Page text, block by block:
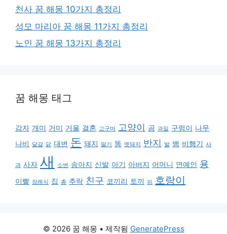
천사 꿈 해몽 10가지 총정리
성모 마리아 꿈 해몽 11가지 총정리
노인 꿈 해몽 13가지 총정리
꿈 해몽 태그
감자 개미 거미 거울 결혼 고구마 고양이 곰 과일 구렁이 나무
나비
달걀 닭 대변 돈 돼지 딸기 똥 멧돼지 반지 발 뱀 비행기 사
과 사자 새 소변 송아지 신발 아기 아버지 어머니 연예인 용
이빨 장례식 집 총 추락 친구 코끼리 토끼 피 호랑이
© 2026 꿈 해몽 • 제작됨 GeneratePress